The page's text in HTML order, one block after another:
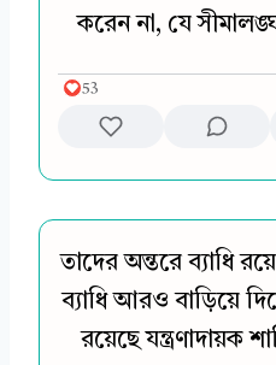
করেন না, যে
53
তাদের অন্তরে ব্যাধি
ব্যাধি আরও বাড়িয়ে
রয়েছে যন্ত্রণাদায়ক